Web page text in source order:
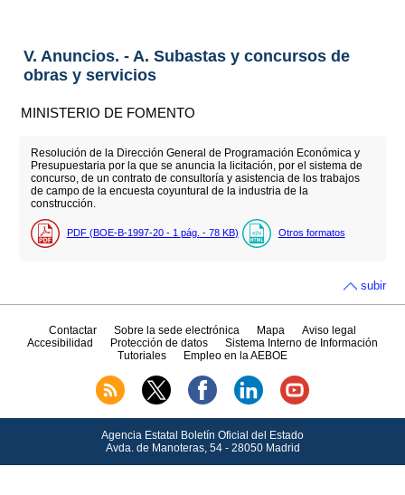
V. Anuncios. - A. Subastas y concursos de
obras y servicios
MINISTERIO DE FOMENTO
Resolución de la Dirección General de Programación Económica y
Presupuestaria por la que se anuncia la licitación, por el sistema de
concurso, de un contrato de consultoría y asistencia de los trabajos
de campo de la encuesta coyuntural de la industria de la
construcción.
PDF (BOE-B-1997-20 - 1 pág. - 78 KB) Otros formatos
subir
Contactar Sobre la sede electrónica Mapa
Aviso legal
Accesibilidad
Protección de datos
Sistema Interno de Información
Tutoriales
Empleo en la AEBOE
Agencia Estatal Boletín Oficial del Estado
Avda. de Manoteras, 54 - 28050 Madrid